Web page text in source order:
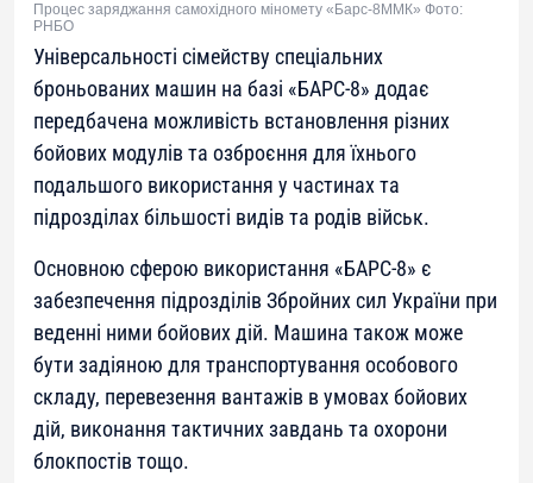
Процес заряджання самохідного міномету «Барс-8ММК» Фото:
РНБО
Універсальності сімейству спеціальних
броньованих машин на базі «БАРС-8» додає
передбачена можливість встановлення різних
бойових модулів та озброєння для їхнього
подальшого використання у частинах та
підрозділах більшості видів та родів військ.
Основною сферою використання «БАРС-8» є
забезпечення підрозділів Збройних сил України при
веденні ними бойових дій. Машина також може
бути задіяною для транспортування особового
складу, перевезення вантажів в умовах бойових
дій, виконання тактичних завдань та охорони
блокпостів тощо.